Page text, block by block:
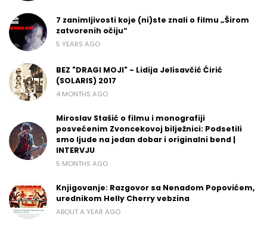
7 zanimljivosti koje (ni)ste znali o filmu „Širom
zatvorenih očiju“
5 YEARS AGO
BEZ "DRAGI MOJI" - Lidija Jelisavčić Ćirić
(SOLARIS) 2017
4 MONTHS AGO
Miroslav Stašić o filmu i monografiji
posvećenim Zvoncekovoj bilježnici: Podsetili
smo ljude na jedan dobar i originalni bend |
INTERVJU
5 MONTHS AGO
Knjigovanje: Razgovor sa Nenadom Popovićem,
urednikom Helly Cherry vebzina
ABOUT A YEAR AGO